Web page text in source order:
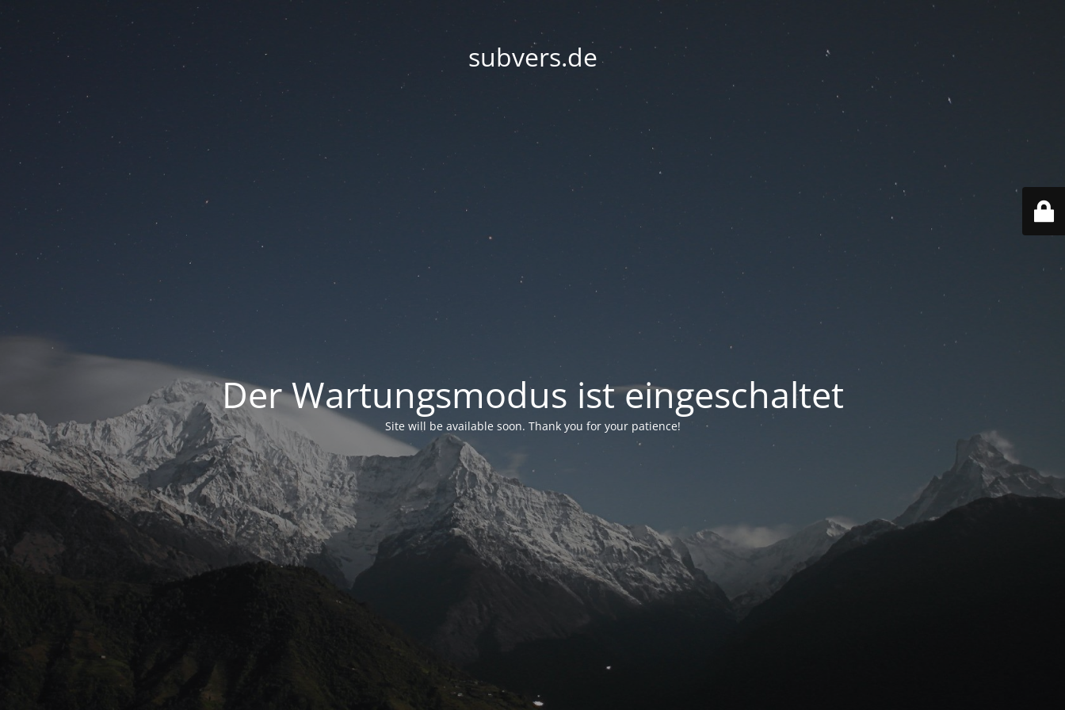
subvers.de
Der Wartungsmodus ist eingeschaltet
Site will be available soon. Thank you for your patience!